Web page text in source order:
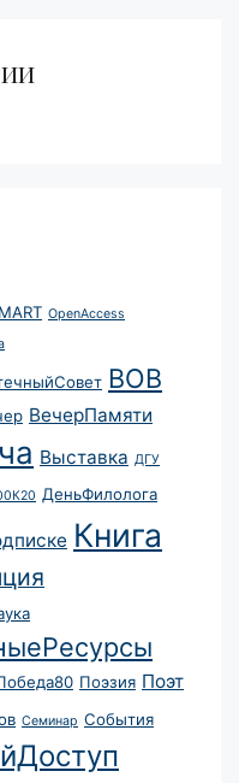
OpenAccess
ВОВ
ВечерПамяти
Выставка ДГУ
ДеньФилолога
Книга
Поэзия Поэт
Семинар События